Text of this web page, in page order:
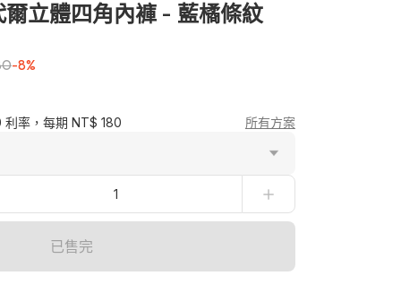
立體四角內褲 - 藍橘條紋
-8%
利率，每期 NT$ 180 所有方案
1
已售完